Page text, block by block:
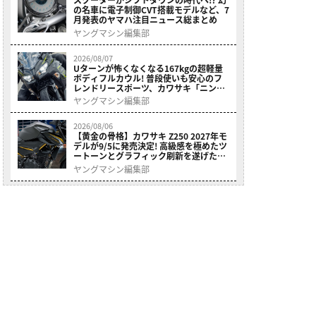
の名車に電子制御CVT搭載モデルなど、7
月発表のヤマハ注目ニュース総まとめ
ヤングマシン編集部
2026/08/07
Uターンが怖くなくなる167kgの超軽量
ボディフルカウル! 普段使いも安心のフ
レンドリースポーツ、カワサキ「ニンジ
ャ400」2027モデルが価格据え置きで
9/5発売
ヤングマシン編集部
2026/08/06
【黄金の骨格】カワサキ Z250 2027年モ
デルが9/5に発売決定! 高級感を極めたツ
ートーンとグラフィック刷新を遂げた本
格250ccスポーツだ
ヤングマシン編集部